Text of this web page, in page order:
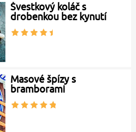
Švestkový koláč s
drobenkou bez kynutí
Masové špízy s
bramborami